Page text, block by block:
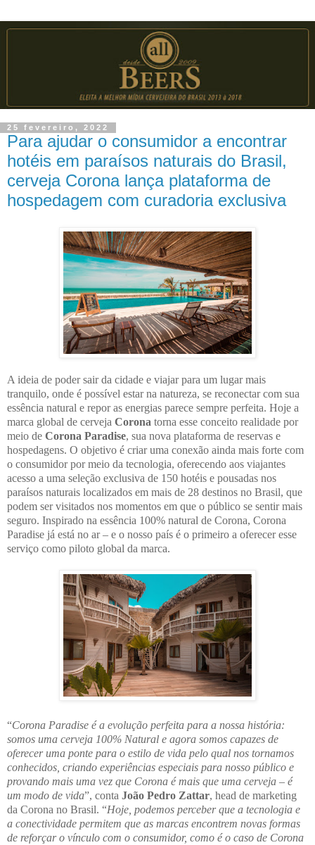
25 fevereiro, 2022
Para ajudar o consumidor a encontrar
hotéis em paraísos naturais do Brasil,
cerveja Corona lança plataforma de
hospedagem com curadoria exclusiva
A ideia de poder sair da cidade e viajar para um lugar mais
tranquilo, onde é possível estar na natureza, se reconectar com sua
essência natural e repor as energias parece sempre perfeita. Hoje a
marca global de cerveja Corona torna esse conceito realidade por
meio de Corona Paradise, sua nova plataforma de reservas e
hospedagens. O objetivo é criar uma conexão ainda mais forte com
o consumidor por meio da tecnologia, oferecendo aos viajantes
acesso a uma seleção exclusiva de 150 hotéis e pousadas nos
paraísos naturais localizados em mais de 28 destinos no Brasil, que
podem ser visitados nos momentos em que o público se sentir mais
seguro. Inspirado na essência 100% natural de Corona, Corona
Paradise já está no ar – e o nosso país é o primeiro a oferecer esse
serviço como piloto global da marca.
“Corona Paradise é a evolução perfeita para a nossa história:
somos uma cerveja 100% Natural e agora somos capazes de
oferecer uma ponte para o estilo de vida pelo qual nos tornamos
conhecidos, criando experiências especiais para nosso público e
provando mais uma vez que Corona é mais que uma cerveja – é
um modo de vida”, conta João Pedro Zattar, head de marketing
da Corona no Brasil. “Hoje, podemos perceber que a tecnologia e
a conectividade permitem que as marcas encontrem novas formas
de reforçar o vínculo com o consumidor, como é o caso de Corona